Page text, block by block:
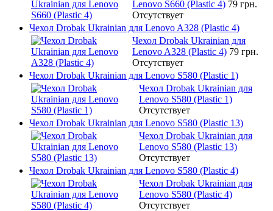
Lenovo S660 (Plastic 4) 79 грн.
Отсутствует
Чехол Drobak Ukrainian для Lenovo A328 (Plastic 4)
Чехол Drobak Ukrainian для
Lenovo A328 (Plastic 4) 79 грн.
Отсутствует
Чехол Drobak Ukrainian для Lenovo S580 (Plastic 1)
Чехол Drobak Ukrainian для
Lenovo S580 (Plastic 1)
Отсутствует
Чехол Drobak Ukrainian для Lenovo S580 (Plastic 13)
Чехол Drobak Ukrainian для
Lenovo S580 (Plastic 13)
Отсутствует
Чехол Drobak Ukrainian для Lenovo S580 (Plastic 4)
Чехол Drobak Ukrainian для
Lenovo S580 (Plastic 4)
Отсутствует